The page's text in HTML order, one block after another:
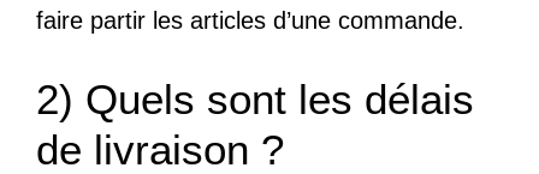
faire partir les articles d’une commande.
2) Quels sont les délais
de livraison ?